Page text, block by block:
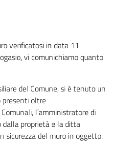
verificatosi in data 11
vi comunichiamo quanto
del Comune, si è tenuto un
presenti oltre
l’amministratore di
dalla proprietà e la ditta
sicurezza del muro in oggetto.